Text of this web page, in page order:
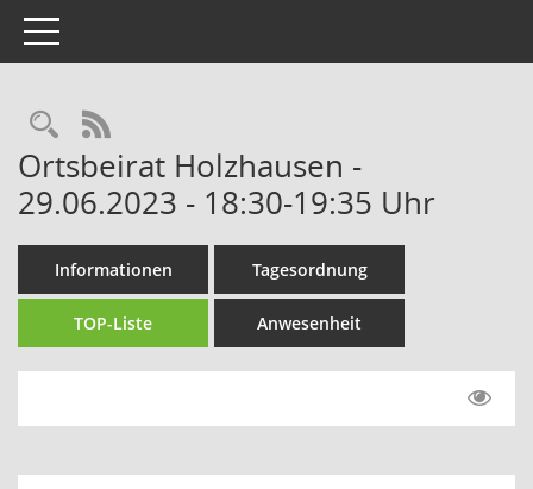
Toggle navigation
Rechercheauswahl
RSS-Feed
Ortsbeirat Holzhausen -
29.06.2023 - 18:30-19:35 Uhr
Informationen Tagesordnung
TOP-Liste Anwesenheit